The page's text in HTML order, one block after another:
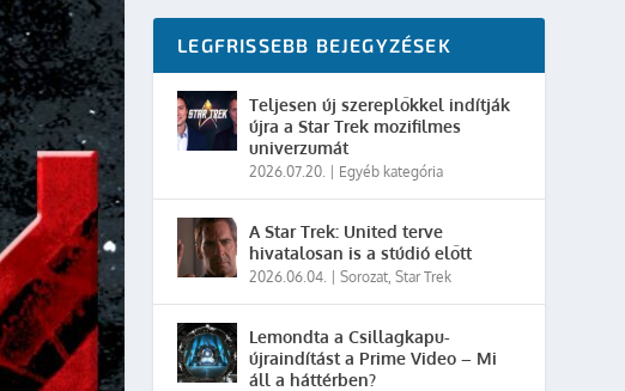
LEGFRISSEBB BEJEGYZÉSEK
Teljesen új szereplőkkel indítják
újra a Star Trek mozifilmes
univerzumát
2026.07.20. Egyéb kategória
A Star Trek: United terve
hivatalosan is a stúdió előtt
2026.06.04. |Sorozat,Star Trek
Lemondta a Csillagkapu-
újraindítást a Prime Video – Mi
áll a háttérben?